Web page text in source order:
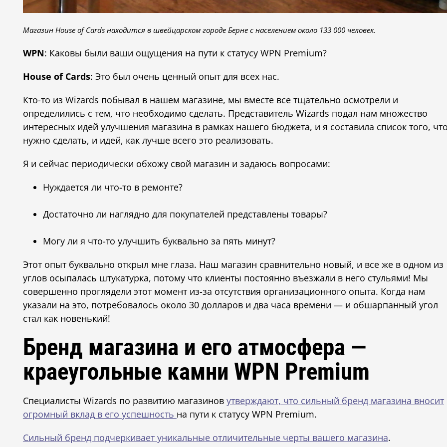
Магазин House of Cards находится в швейцарском городе Берне с населением около 133 000 человек.
WPN: Каковы были ваши ощущения на пути к статусу WPN Premium?
House of Cards: Это был очень ценный опыт для всех нас.
Кто-то из Wizards побывал в нашем магазине, мы вместе все тщательно осмотрели и
определились с тем, что необходимо сделать. Представитель Wizards подал нам множество
интересных идей улучшения магазина в рамках нашего бюджета, и я составила список того,
нужно сделать, и идей, как лучше всего это реализовать.
Я и сейчас периодически обхожу свой магазин и задаюсь вопросами:
Нуждается ли что-то в ремонте?
Достаточно ли наглядно для покупателей представлены товары?
Могу ли я что-то улучшить буквально за пять минут?
Этот опыт буквально открыл мне глаза. Наш магазин сравнительно новый, и все же в одном из
углов осыпалась штукатурка, потому что клиенты постоянно въезжали в него стульями! Мы
совершенно проглядели этот момент из-за отсутствия организационного опыта. Когда нам
указали на это, потребовалось около 30 долларов и два часа времени — и обшарпанный угол
стал как новенький!
Бренд магазина и его атмосфера —
краеугольные камни WPN Premium
Специалисты Wizards по развитию магазинов утверждают, что сильный бренд магазина вносит
огромный вклад в его успешность на пути к статусу WPN Premium.
Сильный бренд подчеркивает уникальные отличительные черты вашего магазина.